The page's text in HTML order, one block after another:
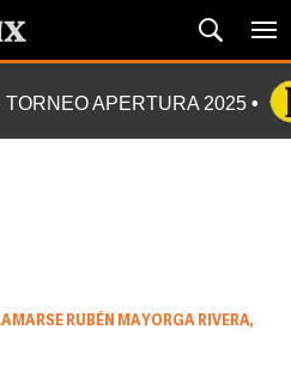
TORNEO APERTURA 2025
RUBÉN MAYORGA RIVERA,